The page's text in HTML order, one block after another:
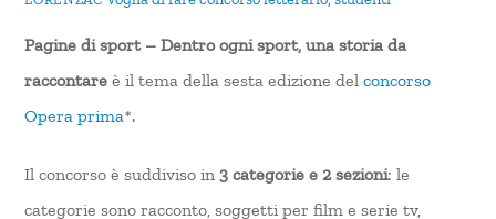
Pagine di sport – Dentro ogni sport, una storia da
raccontare è il tema della sesta edizione delconcorso
Opera prima*.
Il concorso è suddiviso in3 categorie e 2 sezioni: le
categorie sono racconto, soggetti per film e serie tv,